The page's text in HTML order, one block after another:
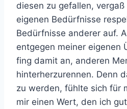
diesen zu gefallen,
eigenen Bedürfnisse
Bedürfnisse anderer auf.
entgegen meiner eigenen
fing damit an, anderen
hinterherzurennen. Denn
zu werden, fühlte sich für
mir einen Wert, den ich